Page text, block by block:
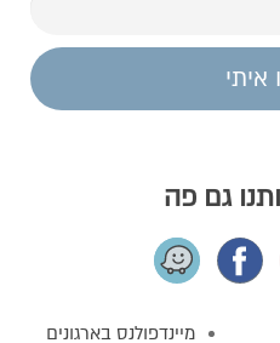
איתי
גם פה
מיינדפולנס בארגונים